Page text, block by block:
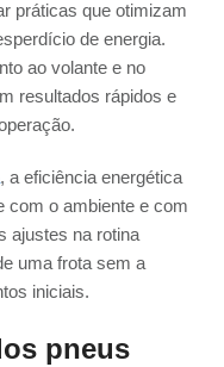
práticas que otimizam
de energia.
ao volante e no
resultados rápidos e
, a eficiência energética
com o ambiente e com
ajustes na rotina
uma frota sem a
iniciais.
pneus